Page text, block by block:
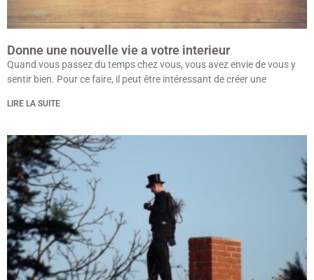
Donne une nouvelle vie a votre interieur
Quand vous passez du temps chez vous, vous avez envie de vous y
sentir bien. Pour ce faire, il peut être intéressant de créer une
LIRE LA SUITE